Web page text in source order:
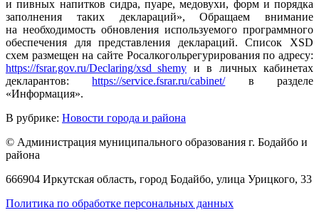
и пивных напитков сидра, пуаре, медовухи, форм и порядка
заполнения таких деклараций», Обращаем внимание
на необходимость обновления используемого программного
обеспечения для представления деклараций. Список XSD
схем размещен на сайте Росалкогольрегурирования по адресу:
https://fsrar.gov.ru/Declaring/xsd_shemy и в личных кабинетах
декларантов:https://service.fsrar.ru/cabinet/в разделе
«Информация».
В рубрике: Новости города и района
© Администрация муниципального образования г. Бодайбо и
района
666904 Иркутская область, город Бодайбо, улица Урицкого, 33
Политика по обработке персональных данных